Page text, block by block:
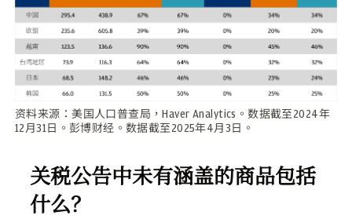
资料来源：美国人口普查局，Haver Analytics。数据截至2024年
12月31日。彭博财经。数据截至2025年4月3日。
关税公告中未有涵盖的商品包括
什么？